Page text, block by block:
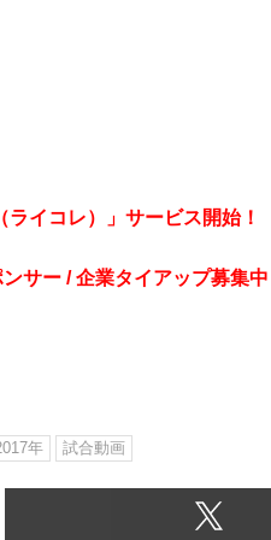
イコレ）」サービス開始！
サー / 企業タイアップ募集
年 試合動画